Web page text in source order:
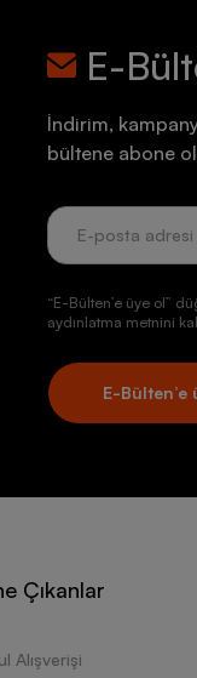
E-
İndirim,
bültene abone
“E-Bülten’e üye ol”
aydınlatma metnini
E-Bülten’e
Çıkanlar
Alışverişi